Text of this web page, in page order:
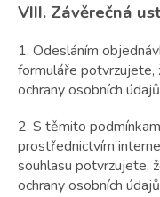
VIII. Závěrečná
1. Odesláním
formuláře potvrzujete,
ochrany osobních
2. S těmito
prostřednictvím
souhlasu potvrzujete,
ochrany osobních